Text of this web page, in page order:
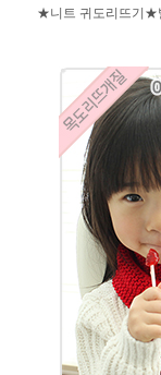
★니트 귀도리뜨기★